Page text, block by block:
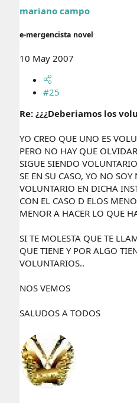
mariano campo
e-mergencista novel
10 May 2007
#25
Re: ¿¿¿Deberiamos los
YO CREO QUE UNO ES
PERO NO HAY QUE
SIGUE SIENDO
SE EN SU CASO, YO NO
VOLUNTARIO EN DICHA
CON EL CASO D ELOS
MENOR A HACER LO QUE
SI TE MOLESTA QUE TE
QUE TIENE Y POR ALGO
VOLUNTARIOS..
NOS VEMOS
SALUDOS A TODOS